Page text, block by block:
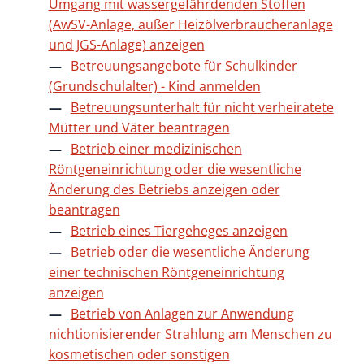
Umgang mit wassergefährdenden Stoffen
(AwSV-Anlage, außer Heizölverbraucheranlage
und JGS-Anlage) anzeigen
Betreuungsangebote für Schulkinder
(Grundschulalter) - Kind anmelden
Betreuungsunterhalt für nicht verheiratete
Mütter und Väter beantragen
Betrieb einer medizinischen
Röntgeneinrichtung oder die wesentliche
Änderung des Betriebs anzeigen oder
beantragen
Betrieb eines Tiergeheges anzeigen
Betrieb oder die wesentliche Änderung
einer technischen Röntgeneinrichtung
anzeigen
Betrieb von Anlagen zur Anwendung
nichtionisierender Strahlung am Menschen zu
kosmetischen oder sonstigen